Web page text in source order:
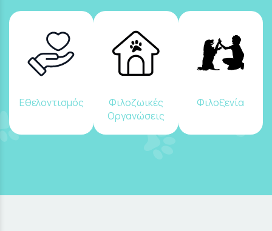
Εθελοντισμός
Φιλοζωικές
Οργανώσεις
Φιλοξενία